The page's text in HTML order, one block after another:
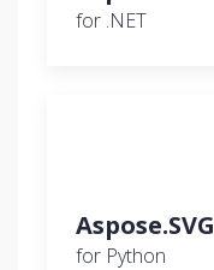
for .NET
Aspose.SVG
for Python